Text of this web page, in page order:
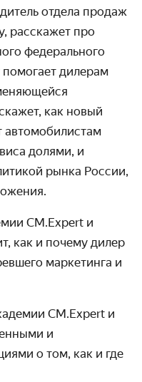
отдела продаж
расскажет про
федерального
помогает дилерам
как новый
автомобилистам
долями, и
рынка России,
CM.Expert и
как и почему дилер
маркетинга и
CM.Expert и
и
о том, как и где